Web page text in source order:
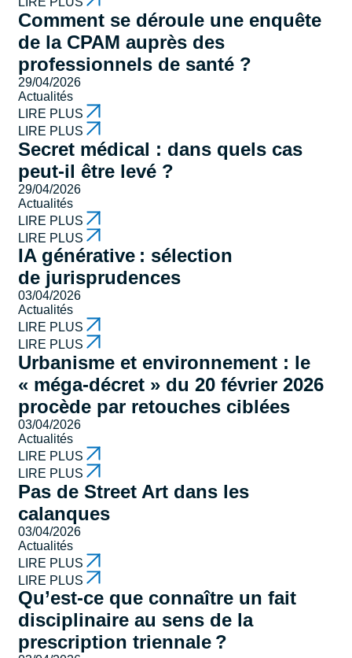
Comment se déroule une enquête
de la CPAM auprès des
professionnels de santé ?
29/04/2026
Actualités
LIRE PLUS
LIRE PLUS
Secret médical : dans quels cas
peut-il être levé ?
29/04/2026
Actualités
LIRE PLUS
LIRE PLUS
IA générative : sélection
de jurisprudences
03/04/2026
Actualités
LIRE PLUS
LIRE PLUS
Urbanisme et environnement : le
« méga-décret » du 20 février 2026
procède par retouches ciblées
03/04/2026
Actualités
LIRE PLUS
LIRE PLUS
Pas de Street Art dans les
calanques
03/04/2026
Actualités
LIRE PLUS
LIRE PLUS
Qu’est-ce que connaître un fait
disciplinaire au sens de la
prescription triennale ?